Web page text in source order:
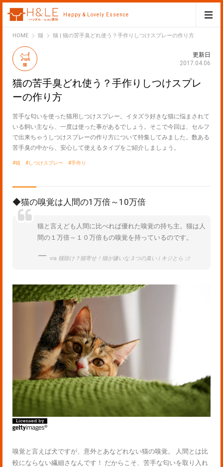
Happy & Lovely Essence
HOMEH&LE
猫 猫 | 猫の苦手臭どれ使う？手作りしつけスプレーの作り方
猫
更新日
2017.04.06
猫の苦手臭どれ使う？手作りしつけスプレ
ーの作り方
苦手な匂いを使った猫用しつけスプレー。イタズラ好きな猫に悩まされて
いる飼い主なら、一度は使った事があるでしょう。そこで今回は、セルフ
で出来ちゃうしつけスプレーの作り方について特集してみました。数ある
苦手臭の中から、安心して使えるタイプをご紹介しましょう。
猫 しつけスプレー 手作り
◆猫の嗅覚は人間の1万倍～10万倍
猫と言えども人間に比べれば優れた嗅覚の持ち主。猫は人
間の１万倍～１０万倍もの嗅覚を持っているのです。
via 猫除け？猫寄せ！猫が嫌いな３つの臭い | キジとら
嗅覚と言えば犬ですが、意外とあなどれない猫の嗅覚。 人間とは比
較にならない繊細さなんです！ だからこそ、苦手な匂いを取り入れ